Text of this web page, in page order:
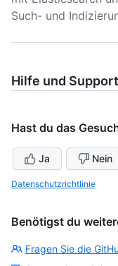
Such- und
Hilfe und Support
Hast du das
Ja Nein
Datenschutzrichtlinie
Benötigst du
Fragen Sie die